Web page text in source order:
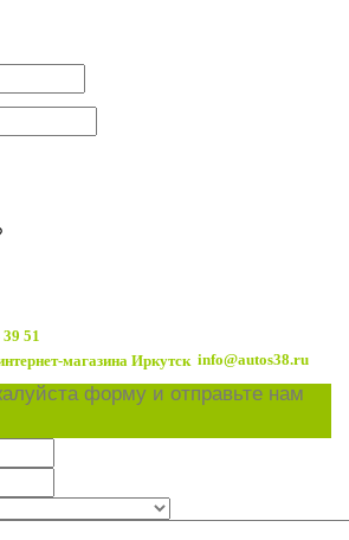
51
info@autos38.ru
форму и отправьте нам